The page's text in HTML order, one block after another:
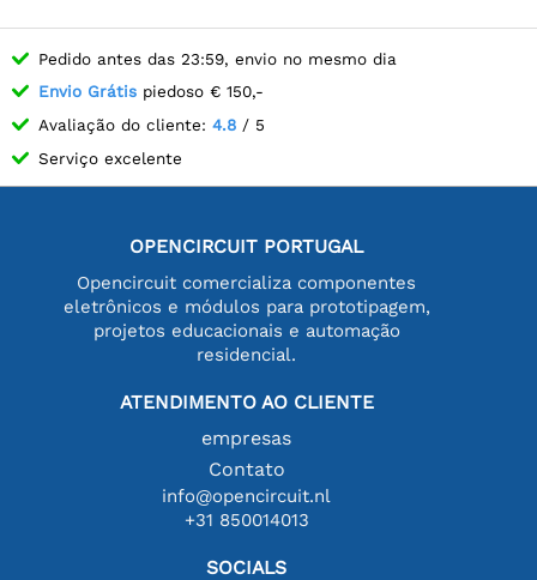
Pedido antes das 23:59, envio no mesmo dia
Envio Grátis piedoso € 150,-
Avaliação do cliente: 4.8 / 5
Serviço excelente
OPENCIRCUIT PORTUGAL
Opencircuit comercializa componentes
eletrônicos e módulos para prototipagem,
projetos educacionais e automação
residencial.
ATENDIMENTO AO CLIENTE
empresas
Contato
info@opencircuit.nl
+31 850014013
SOCIALS